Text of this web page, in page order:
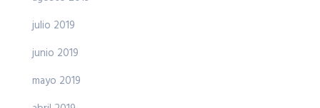
julio 2019
junio 2019
mayo 2019